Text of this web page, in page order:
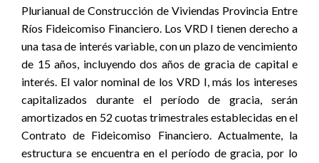
Plurianual de Construcción de Viviendas Provincia Entre
Ríos Fideicomiso Financiero. Los VRD I tienen derecho a
una tasa de interés variable, con un plazo de vencimiento
de 15 años, incluyendo dos años de gracia de capital e
interés. El valor nominal de los VRD I, más los intereses
capitalizados durante el período de gracia, serán
amortizados en 52 cuotas trimestrales establecidas en el
Contrato de Fideicomiso Financiero. Actualmente, la
estructura se encuentra en el período de gracia, por lo